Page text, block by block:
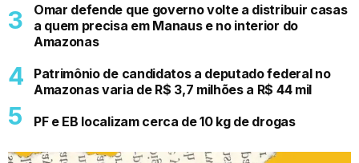
Omar defende que governo volte a distribuir casas
a quem precisa em Manaus e no interior do
Amazonas
Patrimônio de candidatos a deputado federal no
Amazonas varia de R$ 3,7 milhões a R$ 44 mil
PF e EB localizam cerca de 10 kg de drogas